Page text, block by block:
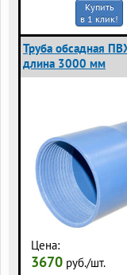
Купить
в 1 клик!
Труба обсадная
длина 3000 мм
Цена:
3670 руб./шт.